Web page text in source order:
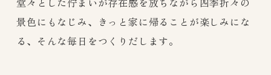
景色にもなじみ、きっと家に帰ることが楽しみにな
る、そんな毎日をつくりだします。